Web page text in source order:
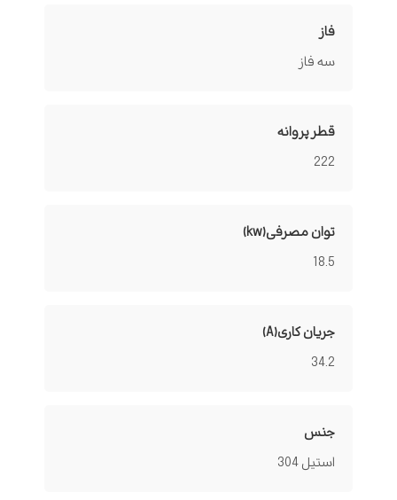
فاز
سه فاز
قطر پروانه
222
توان مصرفی(kw)
18.5
جریان کاری(A)
34.2
جنس
استیل 304